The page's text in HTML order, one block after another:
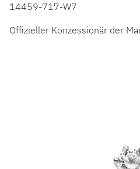
14459-717-W7
Offizieller Konzessionär der